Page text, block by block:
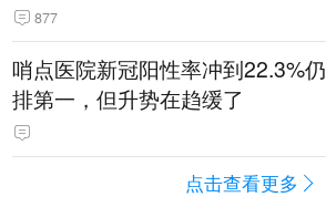
877
哨点医院新冠阳性率冲到22.3%仍
排第一，但升势在趋缓了
点击查看更多